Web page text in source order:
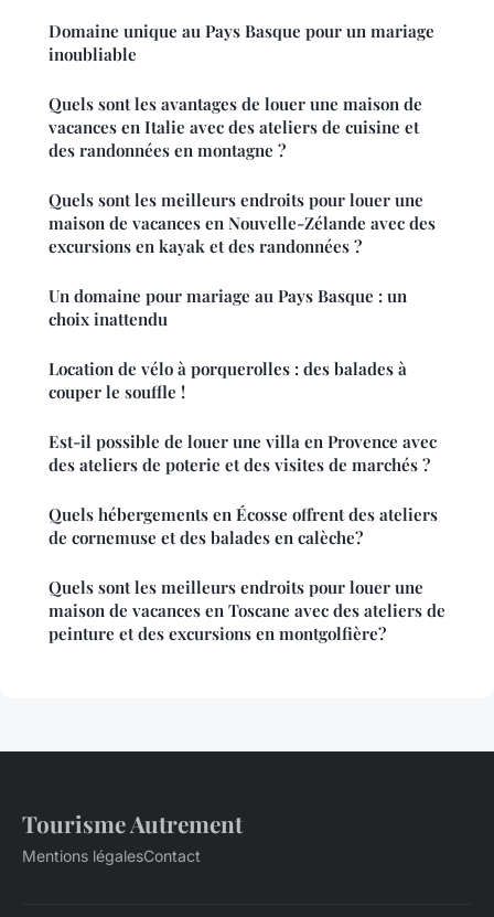
Domaine unique au Pays Basque pour un mariage
inoubliable
Quels sont les avantages de louer une maison de
vacances en Italie avec des ateliers de cuisine et
des randonnées en montagne ?
Quels sont les meilleurs endroits pour louer une
maison de vacances en Nouvelle-Zélande avec des
excursions en kayak et des randonnées ?
Un domaine pour mariage au Pays Basque : un
choix inattendu
Location de vélo à porquerolles : des balades à
couper le souffle !
Est-il possible de louer une villa en Provence avec
des ateliers de poterie et des visites de marchés ?
Quels hébergements en Écosse offrent des ateliers
de cornemuse et des balades en calèche?
Quels sont les meilleurs endroits pour louer une
maison de vacances en Toscane avec des ateliers de
peinture et des excursions en montgolfière?
Tourisme Autrement
Mentions légalesContact